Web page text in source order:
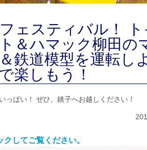
ェスティバル！ ト
＆ハマック柳田の
鉄道模型を運転し
楽しもう！
っぱい！ ぜひ、銚子へお越しください！
してご覧ください。